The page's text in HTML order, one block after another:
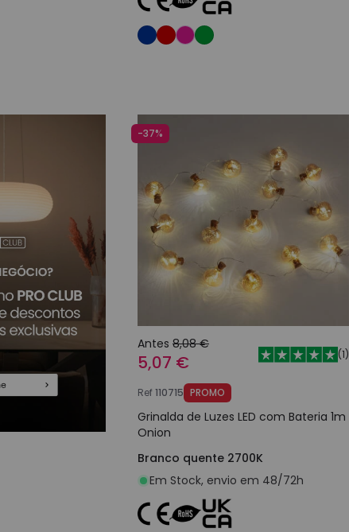
Adicionar ao carrinho
-37%
Antes 8,08 €
5,07 € (1)
Ref110715 PROMO
Grinalda de Luzes LED com Bateria 1m
Onion
Branco quente 2700K
Em Stock, envio em 48/72h